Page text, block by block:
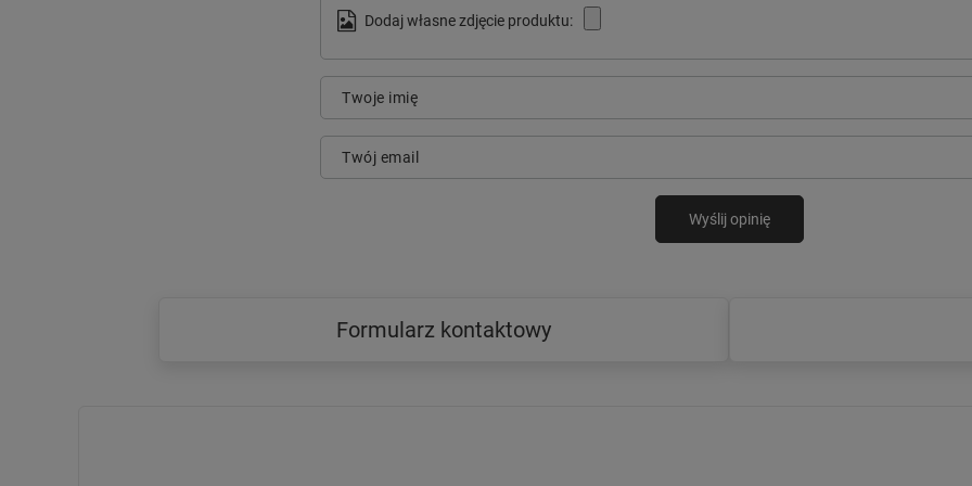
Dodaj własne zdjęcie produktu:
Twoje imię
Twój email
Wyślij opinię
Formularz kontaktowy